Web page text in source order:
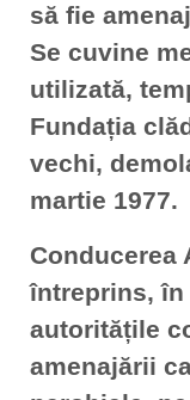
să fie
Se cuvine
utilizată,
Fundația
vechi,
martie 1977.
Conducerea
întreprins, în
autoritățile
amenajării